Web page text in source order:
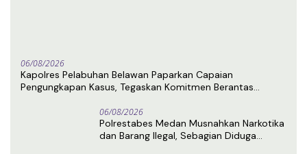
06/08/2026
Kapolres Pelabuhan Belawan Paparkan Capaian
Pengungkapan Kasus, Tegaskan Komitmen Berantas
06/08/2026
Polrestabes Medan Musnahkan Narkotika
dan Barang Ilegal, Sebagian Diduga